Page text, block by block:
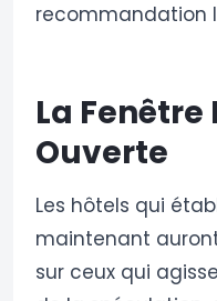
recommandation
La Fenêtre
Ouverte
Les hôtels qui
maintenant
sur ceux qui